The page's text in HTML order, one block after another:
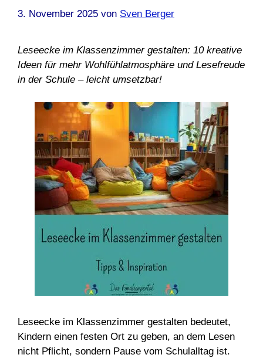
3. November 2025 von Sven Berger
Leseecke im Klassenzimmer gestalten: 10 kreative
Ideen für mehr Wohlfühlatmosphäre und Lesefreude
in der Schule – leicht umsetzbar!
Leseecke im Klassenzimmer gestalten bedeutet,
Kindern einen festen Ort zu geben, an dem Lesen
nicht Pflicht, sondern Pause vom Schulalltag ist.